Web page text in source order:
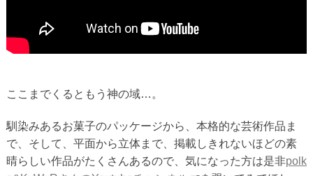
ここまでくるともう神の域…。
馴染みあるお菓子のパッケージから、本格的な芸術作品ま
で、そして、平面から立体まで、掲載しきれないほどの素
晴らしい作品がたくさんあるので、気になった方は是非polk